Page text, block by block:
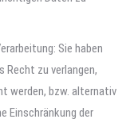
Sie haben
Recht zu verlangen,
werden, bzw. alternativ
Einschränkung der